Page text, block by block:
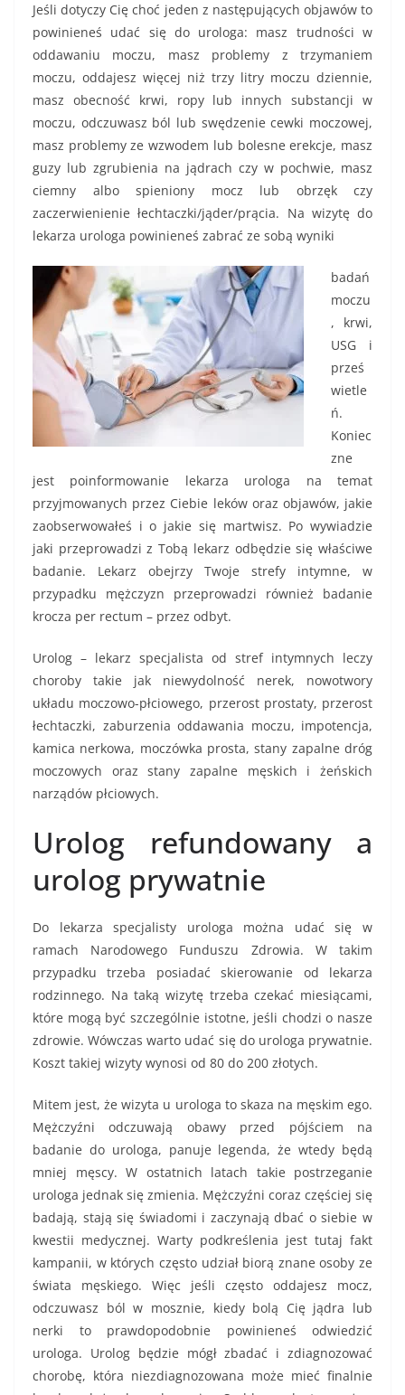
Jeśli dotyczy Cię choć jeden z następujących objawów to
powinieneś udać się do urologa: masz trudności w
oddawaniu moczu, masz problemy z trzymaniem
moczu, oddajesz więcej niż trzy litry moczu dziennie,
masz obecność krwi, ropy lub innych substancji w
moczu, odczuwasz ból lub swędzenie cewki moczowej,
masz problemy ze wzwodem lub bolesne erekcje, masz
guzy lub zgrubienia na jądrach czy w pochwie, masz
ciemny albo spieniony mocz lub obrzęk czy
zaczerwienienie łechtaczki/jąder/prącia. Na wizytę do
lekarza urologa powinieneś zabrać ze sobą wyniki
badań
moczu
, krwi,
USG i
prześ
wietle
ń.
Koniec
zne
jest poinformowanie lekarza urologa na temat
przyjmowanych przez Ciebie leków oraz objawów, jakie
zaobserwowałeś i o jakie się martwisz. Po wywiadzie
jaki przeprowadzi z Tobą lekarz odbędzie się właściwe
badanie. Lekarz obejrzy Twoje strefy intymne, w
przypadku mężczyzn przeprowadzi również badanie
krocza per rectum – przez odbyt.
Urolog – lekarz specjalista od stref intymnych leczy
choroby takie jak niewydolność nerek, nowotwory
układu moczowo-płciowego, przerost prostaty, przerost
łechtaczki, zaburzenia oddawania moczu, impotencja,
kamica nerkowa, moczówka prosta, stany zapalne dróg
moczowych oraz stany zapalne męskich i żeńskich
narządów płciowych.
Urolog refundowany a
urolog prywatnie
Do lekarza specjalisty urologa można udać się w
ramach Narodowego Funduszu Zdrowia. W takim
przypadku trzeba posiadać skierowanie od lekarza
rodzinnego. Na taką wizytę trzeba czekać miesiącami,
które mogą być szczególnie istotne, jeśli chodzi o nasze
zdrowie. Wówczas warto udać się do urologa prywatnie.
Koszt takiej wizyty wynosi od 80 do 200 złotych.
Mitem jest, że wizyta u urologa to skaza na męskim ego.
Mężczyźni odczuwają obawy przed pójściem na
badanie do urologa, panuje legenda, że wtedy będą
mniej męscy. W ostatnich latach takie postrzeganie
urologa jednak się zmienia. Mężczyźni coraz częściej się
badają, stają się świadomi i zaczynają dbać o siebie w
kwestii medycznej. Warty podkreślenia jest tutaj fakt
kampanii, w których często udział biorą znane osoby ze
świata męskiego. Więc jeśli często oddajesz mocz,
odczuwasz ból w mosznie, kiedy bolą Cię jądra lub
nerki to prawdopodobnie powinieneś odwiedzić
urologa. Urolog będzie mógł zbadać i zdiagnozować
chorobę, która niezdiagnozowana może mieć finalnie